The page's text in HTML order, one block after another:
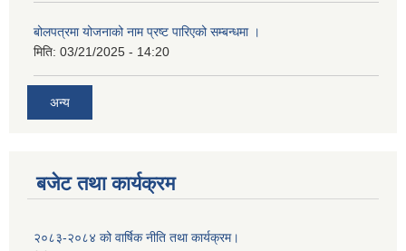
बोलपत्रमा योजनाको नाम प्रष्ट पारिएको सम्बन्धमा ।
मिति: 03/21/2025 - 14:20
अन्य
बजेट तथा कार्यक्रम
२०८३-२०८४ को वार्षिक नीति तथा कार्यक्रम।